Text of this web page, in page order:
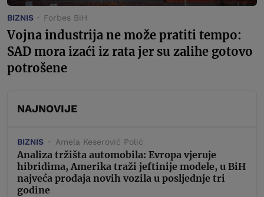
BIZNIS Forbes BiH
Vojna industrija ne može pratiti tempo:
SAD mora izaći iz rata jer su zalihe gotovo
potrošene
NAJNOVIJE
BIZNIS Amela Keserović Polić
Analiza tržišta automobila: Evropa vjeruje
hibridima, Amerika traži jeftinije modele, u BiH
najveća prodaja novih vozila u posljednje tri
godine